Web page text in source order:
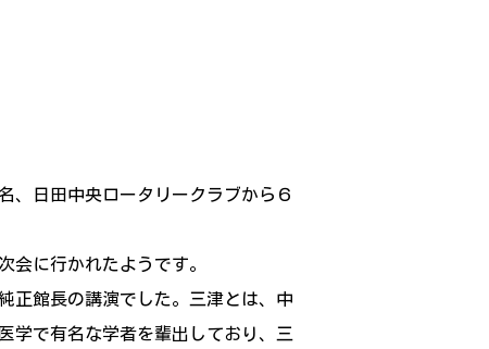
、日田中央ロータリークラブから６
会に行かれたようです。
正館長の講演でした。三津とは、中
学で有名な学者を輩出しており、三